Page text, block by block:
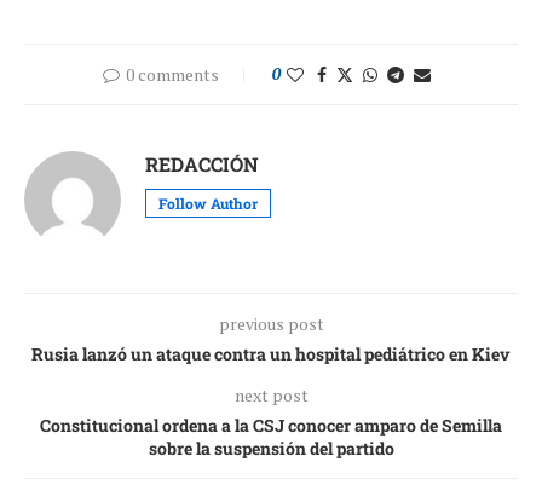
0 comments 0
REDACCIÓN
Follow Author
previous post
Rusia lanzó un ataque contra un hospital pediátrico en Kiev
next post
Constitucional ordena a la CSJ conocer amparo de Semilla
sobre la suspensión del partido